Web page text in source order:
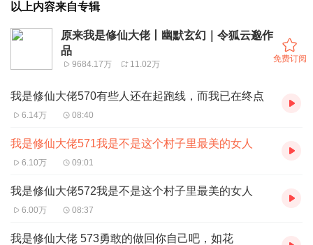
以上内容来自专辑
原来我是修仙大佬丨幽默玄幻｜令狐云邈作
品
9684.17万 11.02万
免费订阅
我是修仙大佬570有些人还在起跑线，而我已在终点
6.14万 08:40
我是修仙大佬571我是不是这个村子里最美的女人
6.10万 09:01
我是修仙大佬572我是不是这个村子里最美的女人
6.00万 08:37
我是修仙大佬 573勇敢的做回你自己吧，如花